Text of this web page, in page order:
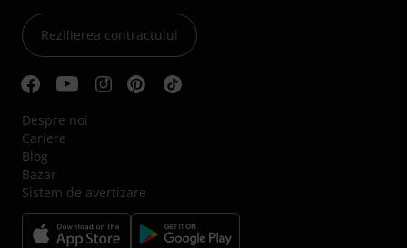
Rezilierea contractului
Despre noi
Cariere
Blog
Bazar
Sistem de avertizare